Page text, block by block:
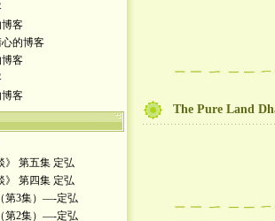
客
的博客
客
客
》 第五集 定弘
》 第四集 定弘
第3集）—-定弘
第2集）—-定弘
The Pure Land